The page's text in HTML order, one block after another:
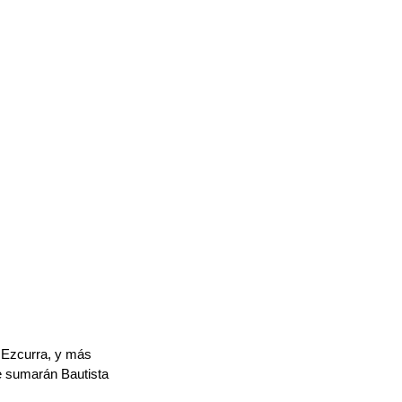
y más
sumarán Bautista